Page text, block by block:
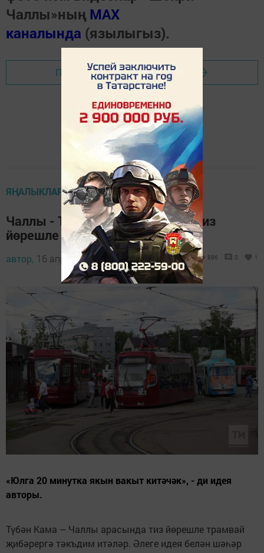
Чаллы»ның MAX
каналында (язылыгыз).
Перейти на страницу новости
ЯҢАЛЫКЛАР ТАСМАСЫ
Чаллы - Түбән Кама арасында тиз
йөрешле трамвай йөриячәк?!
автор, 16 апрель 2024 - 09:33 896 0 1
«Юлга 20 минутка якын вакыт китәчәк», - ди идея
авторы.
Түбән Кама – Чаллы арасында тиз йөрешле трамвай
җибәрергә тәкъдим итәләр. Әлеге идея белән шәһәр